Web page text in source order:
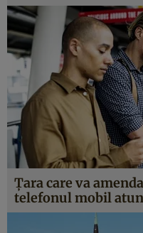
Ţara care va
telefonul mobil